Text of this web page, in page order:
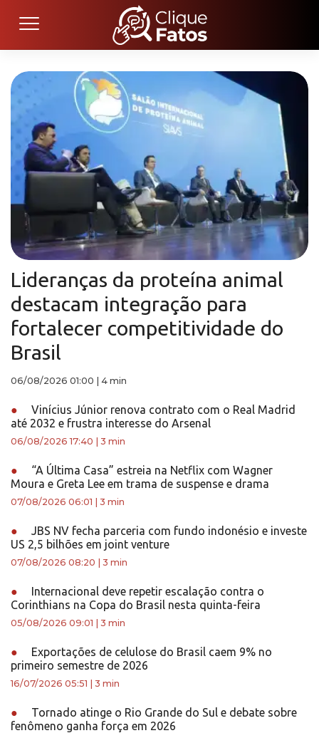
Lideranças da proteína animal
destacam integração para
fortalecer competitividade do
Brasil
06/08/2026 01:00 4 min
●
Vinícius Júnior renova contrato com o Real Madrid
até 2032 e frustra interesse do Arsenal
06/08/2026 17:40 3 min
●
“A Última Casa” estreia na Netflix com Wagner
Moura e Greta Lee em trama de suspense e drama
07/08/2026 06:01 3 min
●
JBS NV fecha parceria com fundo indonésio e investe
US 2,5 bilhões em joint venture
07/08/2026 08:20 3 min
●
Internacional deve repetir escalação contra o
Corinthians na Copa do Brasil nesta quinta-feira
05/08/2026 09:01 3 min
●
Exportações de celulose do Brasil caem 9% no
primeiro semestre de 2026
16/07/2026 05:51 3 min
●
Tornado atinge o Rio Grande do Sul e debate sobre
fenômeno ganha força em 2026